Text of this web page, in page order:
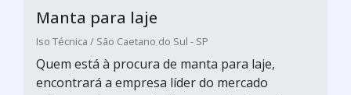
Manta para laje
Iso Técnica / São Caetano do Sul - SP
Quem está à procura de manta para laje,
encontrará a empresa líder do mercado